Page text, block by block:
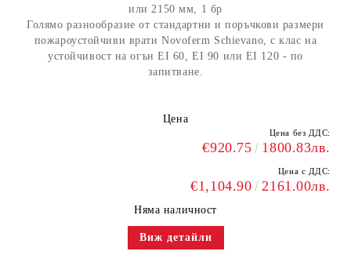
или 2150 мм, 1 бр
Голямо разнообразие от стандартни и поръчкови размери
пожароустойчиви врати Novoferm Schievano, с клас на
устойчивост на огън EI 60, EI 90 или EI 120 - по
запитване.
Цена
Цена без ДДС:
€920.75 1800.83лв.
Цена с ДДС:
€1,104.90 2161.00лв.
Няма наличност
Виж детайли